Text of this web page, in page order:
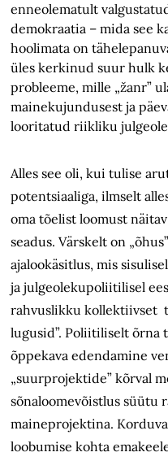
enneolematult
demokraatia – mida see
hoolimata on
üles kerkinud suur hulk
probleeme, mille „žanr”
mainekujundusest ja
looritatud riikliku
Alles see oli, kui tulise
potentsiaaliga, ilmselt
oma tõelist loomust
seadus. Värskelt on
ajalookäsitlus, mis
ja julgeolekupoliitilisel
rahvuslikku kollektiivset
lugusid”. Poliitiliselt õrna
õppekava edendamine
„suurprojektide” kõrval
sõnaloomevõistlus süütu
maineprojektina.
loobumise kohta